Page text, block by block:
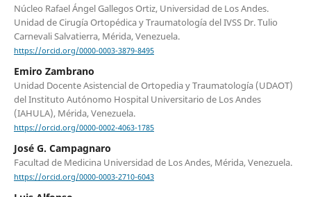
Núcleo Rafael Ángel Gallegos Ortiz, Universidad de Los Andes.
Unidad de Cirugía Ortopédica y Traumatología del IVSS Dr. Tulio
Carnevali Salvatierra, Mérida, Venezuela.
https://orcid.org/0000-0003-3879-8495
Emiro Zambrano
Unidad Docente Asistencial de Ortopedia y Traumatología (UDAOT)
del Instituto Autónomo Hospital Universitario de Los Andes
(IAHULA), Mérida, Venezuela.
https://orcid.org/0000-0002-4063-1785
José G. Campagnaro
Facultad de Medicina Universidad de Los Andes, Mérida, Venezuela.
https://orcid.org/0000-0003-2710-6043